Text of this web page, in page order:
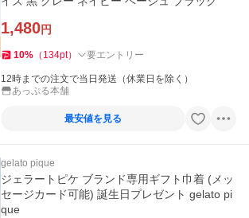
1,480円
10% （ 134pt） 要エントリー
12時までの注文で当日発送（休業日を除く）
あっぷる本舗
最安値を見る
gelato pique
ジェラートピケ ブランド専用ギフト巾着 (メッ
セージカード可能) 誕生日プレゼント gelato pi
que